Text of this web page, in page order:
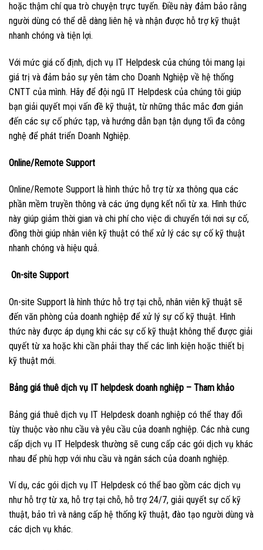
hoặc thậm chí qua trò chuyện trực tuyến. Điều này đảm bảo rằng
người dùng có thể dễ dàng liên hệ và nhận được hỗ trợ kỹ thuật
nhanh chóng và tiện lợi.
Với mức giá cố định, dịch vụ IT Helpdesk của chúng tôi mang lại
giá trị và đảm bảo sự yên tâm cho Doanh Nghiệp về hệ thống
CNTT của mình. Hãy để đội ngũ IT Helpdesk của chúng tôi giúp
bạn giải quyết mọi vấn đề kỹ thuật, từ những thắc mắc đơn giản
đến các sự cố phức tạp, và hướng dẫn bạn tận dụng tối đa công
nghệ để phát triển Doanh Nghiệp.
Online/Remote Support
Online/Remote Support là hình thức hỗ trợ từ xa thông qua các
phần mềm truyền thông và các ứng dụng kết nối từ xa. Hình thức
này giúp giảm thời gian và chi phí cho việc di chuyển tới nơi sự cố,
đồng thời giúp nhân viên kỹ thuật có thể xử lý các sự cố kỹ thuật
nhanh chóng và hiệu quả.
On-site Support
On-site Support là hình thức hỗ trợ tại chỗ, nhân viên kỹ thuật sẽ
đến văn phòng của doanh nghiệp để xử lý sự cố kỹ thuật. Hình
thức này được áp dụng khi các sự cố kỹ thuật không thể được giải
quyết từ xa hoặc khi cần phải thay thế các linh kiện hoặc thiết bị
kỹ thuật mới.
Bảng giá thuê dịch vụ IT helpdesk doanh nghiệp – Tham khảo
Bảng giá thuê dịch vụ IT Helpdesk doanh nghiệp có thể thay đổi
tùy thuộc vào nhu cầu và yêu cầu của doanh nghiệp. Các nhà cung
cấp dịch vụ IT Helpdesk thường sẽ cung cấp các gói dịch vụ khác
nhau để phù hợp với nhu cầu và ngân sách của doanh nghiệp.
Ví dụ, các gói dịch vụ IT Helpdesk có thể bao gồm các dịch vụ
như hỗ trợ từ xa, hỗ trợ tại chỗ, hỗ trợ 24/7, giải quyết sự cố kỹ
thuật, bảo trì và nâng cấp hệ thống kỹ thuật, đào tạo người dùng và
các dịch vụ khác.